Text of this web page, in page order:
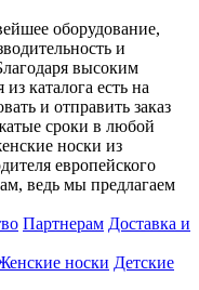
оборудование,
и
высоким
каталога есть на
и отправить заказ
сроки в любой
носки из
европейского
ведь мы предлагаем
Партнерам Доставка и
носки Детские